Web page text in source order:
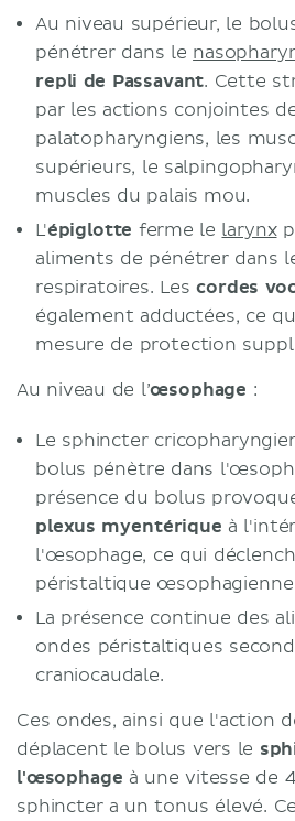
Au niveau supérieur, le
pénétrer dans le
repli de Passavant. Cette
par les actions conjointes
palatopharyngiens, les
supérieurs, le
muscles du palais mou.
L'épiglotte ferme le larynx
aliments de pénétrer dans
respiratoires. Lescordes
également adductées, ce
mesure de protection
Au niveau de l’œsophage :
Le sphincter
bolus pénètre dans
présence du bolus
plexus myentérique à
l'œsophage, ce qui
péristaltique œsophagienne
La présence continue des
ondes péristaltiques
craniocaudale.
Ces ondes, ainsi que l'action
déplacent le bolus vers le
l'œsophage à une vitesse de
sphincter a un tonus élevé.